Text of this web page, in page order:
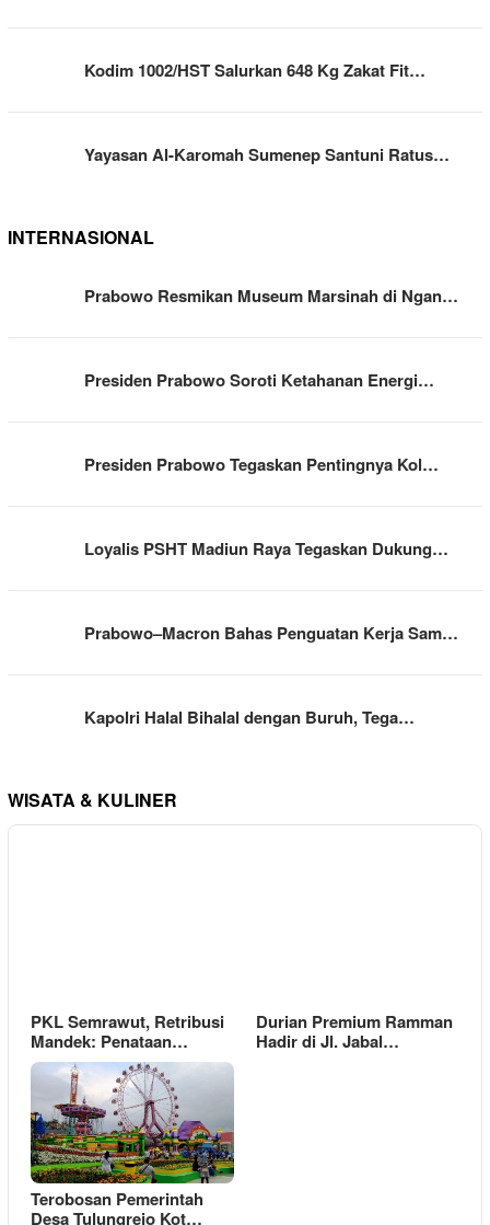
Kodim 1002/HST Salurkan 648 Kg Zakat Fit…
Yayasan Al-Karomah Sumenep Santuni Ratus…
INTERNASIONAL
Prabowo Resmikan Museum Marsinah di Ngan…
Presiden Prabowo Soroti Ketahanan Energi…
Presiden Prabowo Tegaskan Pentingnya Kol…
Loyalis PSHT Madiun Raya Tegaskan Dukung…
Prabowo–Macron Bahas Penguatan Kerja Sam…
Kapolri Halal Bihalal dengan Buruh, Tega…
WISATA & KULINER
PKL Semrawut, Retribusi
Mandek: Penataan…
Durian Premium Ramman
Hadir di Jl. Jabal…
Terobosan Pemerintah
Desa Tulungrejo Kot…